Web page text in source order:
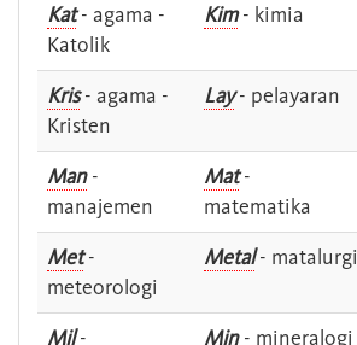
Kat- agama -
Katolik
Kim- kimia
Kris- agama -
Kristen
Lay- pelayaran
Man-
manajemen
Mat-
matematika
Met-
meteorologi
Metal- matalurgi
Mil-
Min- mineralogi